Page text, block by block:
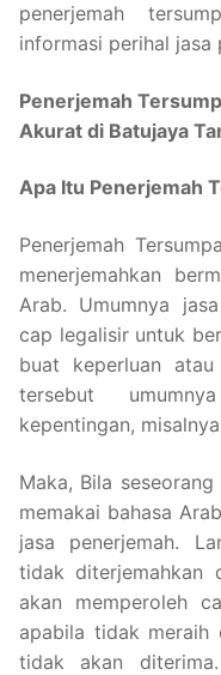
penerjemah
informasi perihal jasa
Penerjemah
Akurat di Batujaya
Apa Itu Penerjemah
Penerjemah
menerjemahkan
Arab. Umumnya
cap legalisir untuk
buat keperluan
tersebut
kepentingan,
Maka, Bila
memakai bahasa
jasa penerjemah.
tidak diterjemahkan
akan memperoleh
apabila tidak meraih
tidak akan